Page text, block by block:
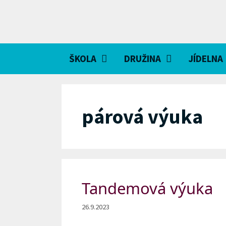
ŠKOLA DRUŽINA JÍDELNA
párová výuka
Tandemová výuka
26.9.2023